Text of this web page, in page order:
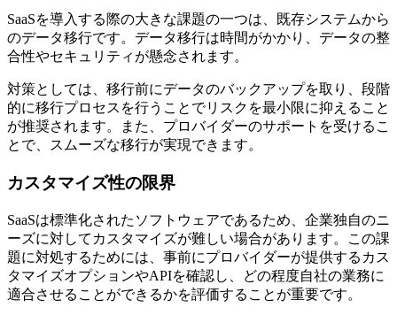
SaaSを導入する際の大きな課題の一つは、既存システムから
のデータ移行です。データ移行は時間がかかり、データの整
合性やセキュリティが懸念されます。
対策としては、移行前にデータのバックアップを取り、段階
的に移行プロセスを行うことでリスクを最小限に抑えること
が推奨されます。また、プロバイダーのサポートを受けるこ
とで、スムーズな移行が実現できます。
カスタマイズ性の限界
SaaSは標準化されたソフトウェアであるため、企業独自のニ
ーズに対してカスタマイズが難しい場合があります。この課
題に対処するためには、事前にプロバイダーが提供するカス
タマイズオプションやAPIを確認し、どの程度自社の業務に
適合させることができるかを評価することが重要です。